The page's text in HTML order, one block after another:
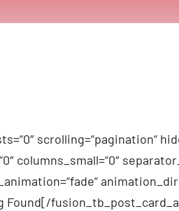
scrolling=“pagination“
columns_small=“0″
Found[/